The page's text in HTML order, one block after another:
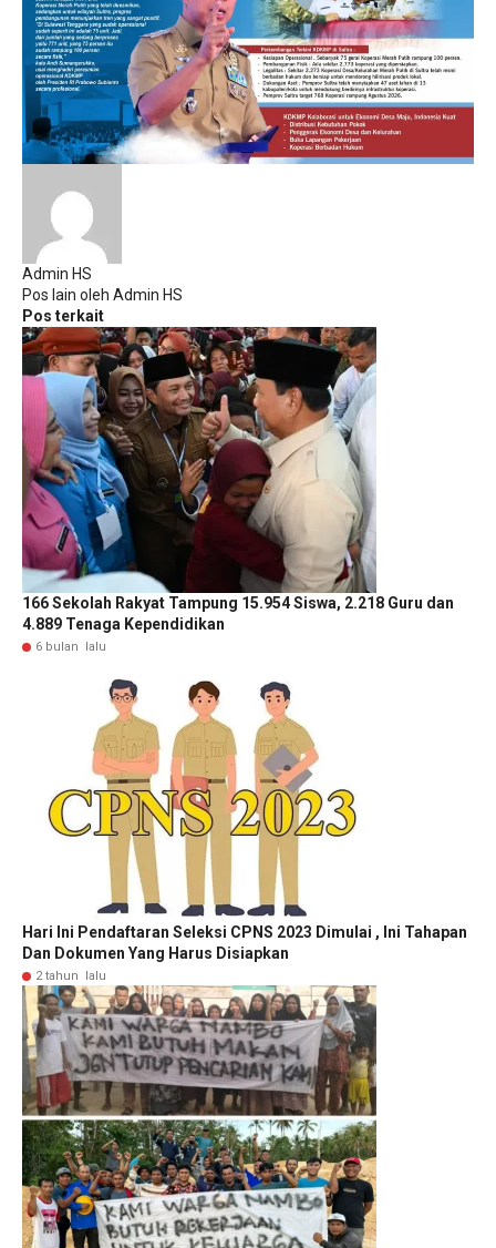
Admin HS
Pos lain oleh Admin HS
Pos terkait
166 Sekolah Rakyat Tampung 15.954 Siswa, 2.218 Guru dan
4.889 Tenaga Kependidikan
6 bulan lalu
Hari Ini Pendaftaran Seleksi CPNS 2023 Dimulai , Ini Tahapan
Dan Dokumen Yang Harus Disiapkan
2 tahun lalu